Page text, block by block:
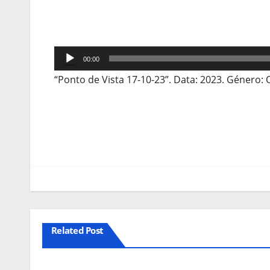
Reprodutor
de
00:00
“Ponto de Vista 17-10-23”. Data: 2023. Género:
Related Post